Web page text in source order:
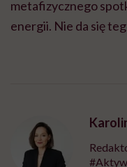
metafizycznego
energii. Nie da się